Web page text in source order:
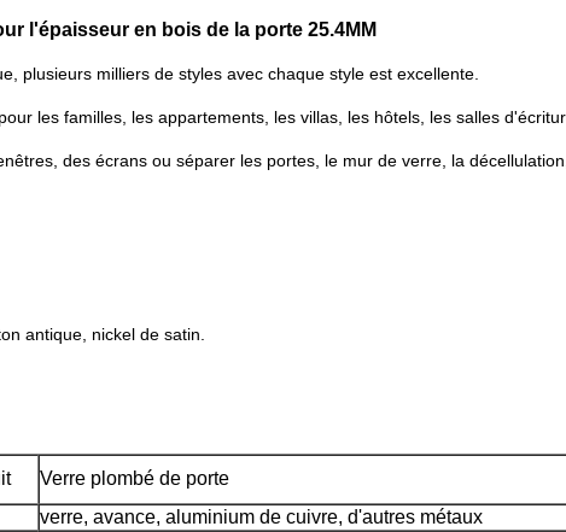
l'épaisseur en bois de la porte 25.4MM
plusieurs milliers de styles avec chaque style est excellente.
les familles, les appartements, les villas, les hôtels, les salles
des écrans ou séparer les portes, le mur de verre, la
antique, nickel de satin.
Verre plombé de porte
verre, avance, aluminium de cuivre, d'autres métaux